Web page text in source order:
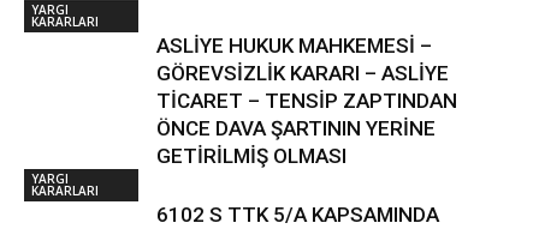
YARGI
KARARLARI
ASLİYE HUKUK MAHKEMESİ –
GÖREVSİZLİK KARARI – ASLİYE
TİCARET – TENSİP ZAPTINDAN
ÖNCE DAVA ŞARTININ YERİNE
GETİRİLMİŞ OLMASI
YARGI
KARARLARI
6102 S TTK 5/A KAPSAMINDA